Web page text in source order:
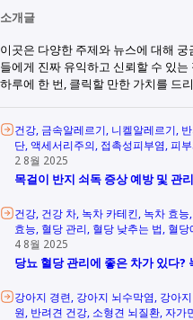
소개글
이곳은 다양한 주제와 뉴스에 대해
들에게 진짜 유익하고 신뢰할 수 있
하루에 한 번, 클릭할 만한 가치를 드
건강 금속알레르기 니켈알레르기
단 액세서리주의 접촉성피부염 피
2 8월 2025
목걸이 반지 쇠독 증상 예방 및 관
건강 건강 차 녹차 카테킨 녹차 효능
효능 혈당 관리 혈당 낮추는 법 혈당
4 8월 2025
당뇨 혈당 관리에 좋은 차가 있다?
강아지 경련 강아지 뇌수막염 강아
원 반려견 건강 소형견 뇌질환 자가